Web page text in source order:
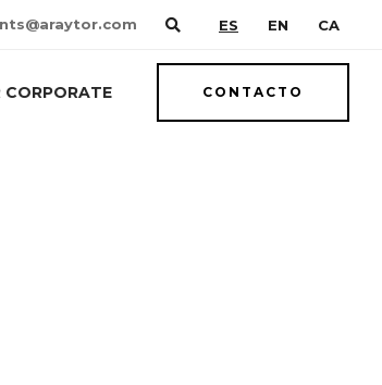
CA
EN
ES
CORPORATE CONTACTO